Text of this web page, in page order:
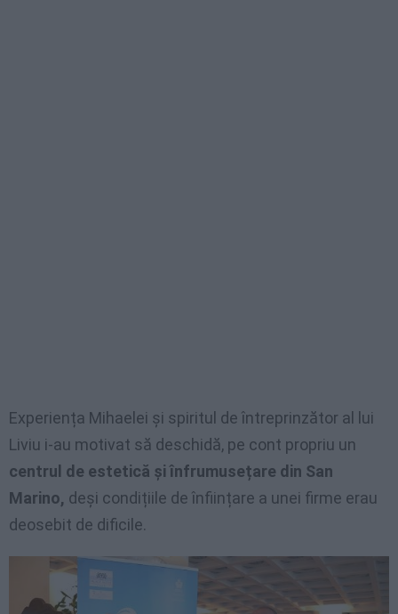
Experiența Mihaelei și spiritul de întreprinzător al lui
Liviu i-au motivat să deschidă, pe cont propriu un
centrul de estetică și înfrumusețare din San
Marino, deși condițiile de înființare a unei firme erau
deosebit de dificile.